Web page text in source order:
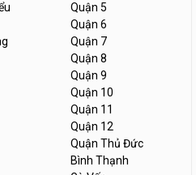
Quận 5
Quận 6
Quận 7
Quận 8
Quận 9
Quận 10
Quận 11
Quận 12
Quận Thủ Đức
Bình Thạnh